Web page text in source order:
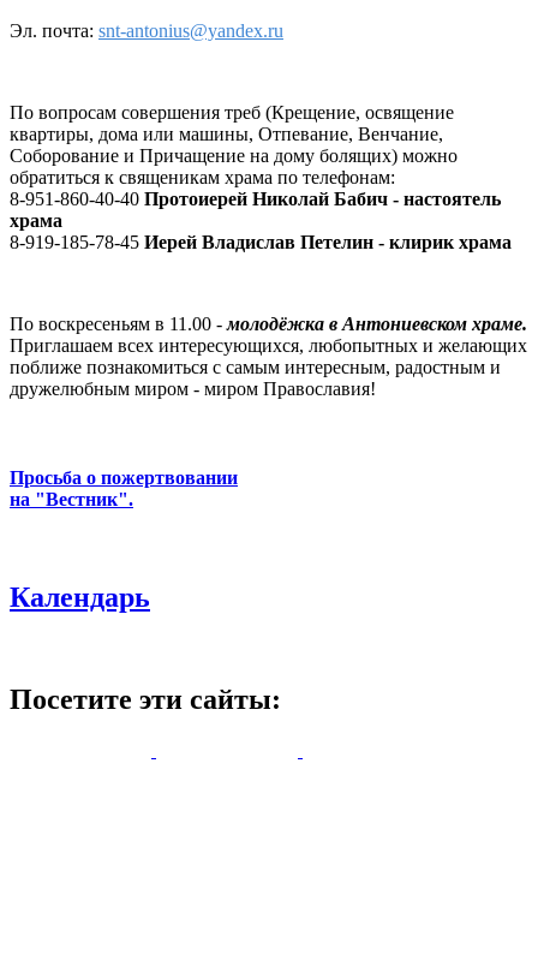
Эл. почта: snt-antonius@yandex.ru
По вопросам совершения треб (Крещение, освящение
квартиры, дома или машины, Отпевание, Венчание,
Соборование и Причащение на дому болящих) можно
обратиться к священикам храма по телефонам:
8-951-860-40-40 Протоиерей Николай Бабич - настоятель
храма
8-919-185-78-45 Иерей Владислав Петелин - клирик храма
По воскресеньям в 11.00 -молодёжка в Антониевском храме.
Приглашаем всех интересующихся, любопытных и желающих
поближе познакомиться с самым интересным, радостным и
дружелюбным миром - миром Православия!
Просьба о пожертвовании
на "Вестник".
Календарь
Посетите эти сайты: